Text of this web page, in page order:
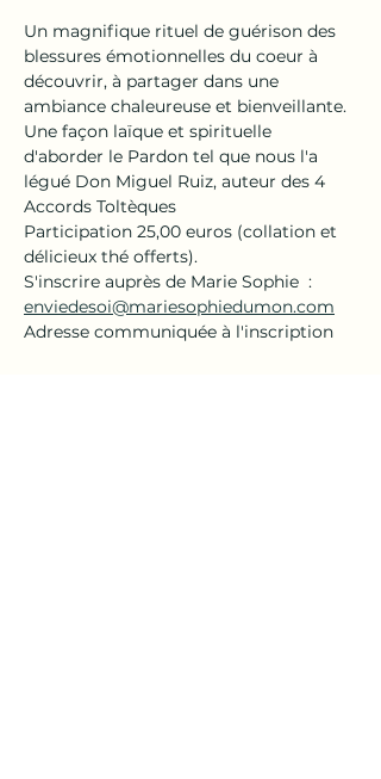
Un magnifique rituel de guérison des
blessures émotionnelles du coeur à
découvrir, à partager dans une
ambiance chaleureuse et bienveillante.
Une façon laïque et spirituelle
d'aborder le Pardon tel que nous l'a
légué Don Miguel Ruiz, auteur des 4
Accords Toltèques
Participation 25,00 euros (collation et
délicieux thé offerts).
S'inscrire auprès de Marie Sophie  :
enviedesoi@mariesophiedumon.com
Adresse communiquée à l'inscription